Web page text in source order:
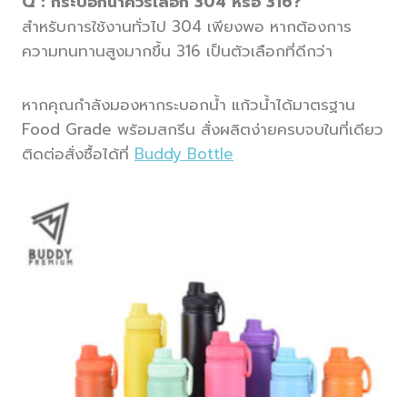
สำหรับการใช้งานทั่วไป 304 เพียงพอ หากต้องการ
ความทนทานสูงมากขึ้น 316 เป็นตัวเลือกที่ดีกว่า
หากคุณกำลังมองหากระบอกน้ำ แก้วน้ำได้มาตรฐาน
Food Grade พร้อมสกรีน สั่งผลิตง่ายครบจบในที่เดียว
ติดต่อสั่งซื้อได้ที่ Buddy Bottle